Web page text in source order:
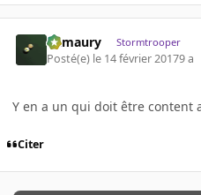
Bamaury Stormtrooper
Posté(e) le 14 février 20179 a
Y en a un qui doit être content
Citer